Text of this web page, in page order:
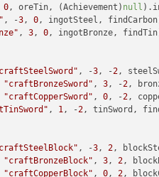
{
{
{
{
0 , oreTin, (Achievement) null
, -3 , 0 , ingotSteel,
, 3 , 0 , ingotBronze,
, -3 , -2 ,
"craftBronzeSword" , 3 , -2 ,
"craftCopperSword" , 0 , -2 ,
, 1 , -2 , tinSword,
, -3 , 2 ,
"craftBronzeBlock" , 3 , 2 ,
"craftCopperBlock" , 0 , 2 ,